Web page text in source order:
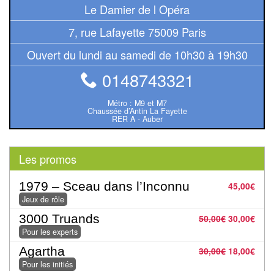
Collectionner
Les
les
Pour
la
famille
Pour
les
initiés
Le Damier de l Opéra
7, rue Lafayette 75009 Paris
Ouvert du lundi au samedi de 10h30 à 19h30
0148743321
Métro : M9 et M7
Chaussée d’Antin La Fayette
RER A - Auber
Les promos
45,00€
1979 – Sceau dans l’Inconnu
Jeux de rôle
50,00€ 30,00€
3000 Truands
Pour les experts
30,00€ 18,00€
Agartha
Pour les initiés